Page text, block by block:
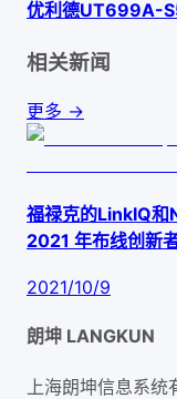
优利德UT699A-
相关新闻
更多 →
福禄克的LinkIQ
2021 年布线创新
2021/10/9
朗坤 LANGKUN
上海朗坤信息系统